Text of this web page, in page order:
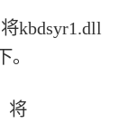
kbdsyr1.dll
。
将